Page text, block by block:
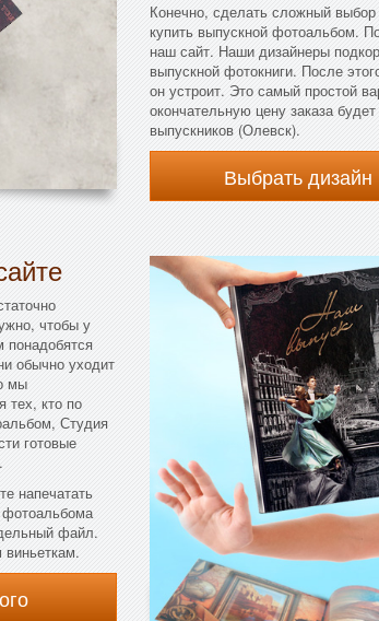
Конечно, сделать сложный
купить выпускной фотоальбом.
наш сайт. Наши дизайнеры
выпускной фотокниги. После
он устроит. Это самый простой
окончательную цену заказа
выпускников (Олевск).
Выбрать дизайн
чтобы у
понадобятся
обычно уходит
мы
тех, кто по
Студия
готовые
напечатать
фотоальбома
файл.